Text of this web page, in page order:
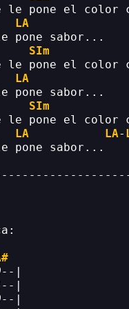
le pone el
LA
pone sabor...
SIm
le pone el
LA
pone sabor...
SIm
le pone el
LA
LA-
pone sabor...
|
|
|